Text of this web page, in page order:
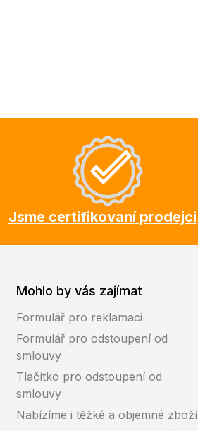
Jsme certifikovaní prodejci
Mohlo by vás zajímat
Formulář pro reklamaci
Formulář pro odstoupení od
smlouvy
Tlačítko pro odstoupení od
smlouvy
Nabízíme i těžké a objemné zboží